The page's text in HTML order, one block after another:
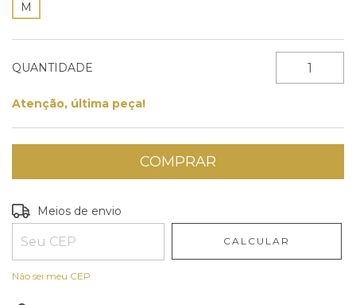
M
QUANTIDADE
Atenção, última peça!
Entregas para o CEP:
Meios de envio
CALCULAR
Não sei meu CEP